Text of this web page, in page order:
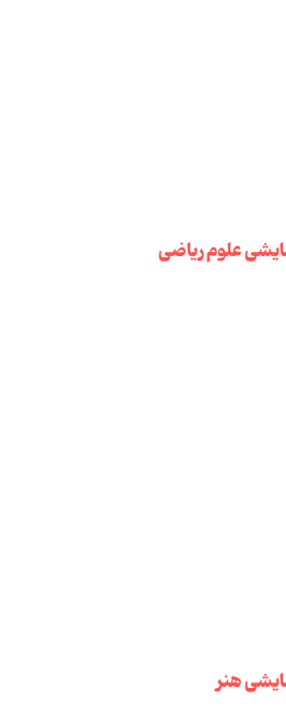
علوم ریاضی
هنر